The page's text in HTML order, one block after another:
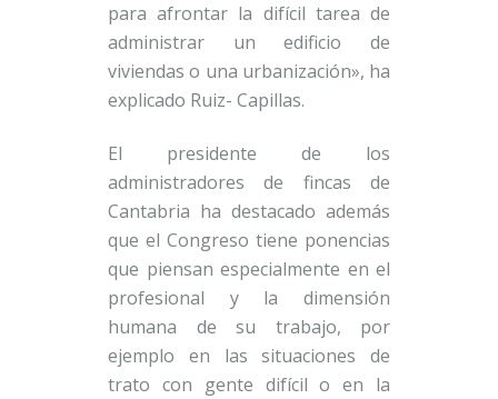
para afrontar la difícil tarea de
administrar un edificio de
viviendas o una urbanización», ha
explicado Ruiz- Capillas.
El presidente de los
administradores de fincas de
Cantabria ha destacado además
que el Congreso tiene ponencias
que piensan especialmente en el
profesional y la dimensión
humana de su trabajo, por
ejemplo en las situaciones de
trato con gente difícil o en la